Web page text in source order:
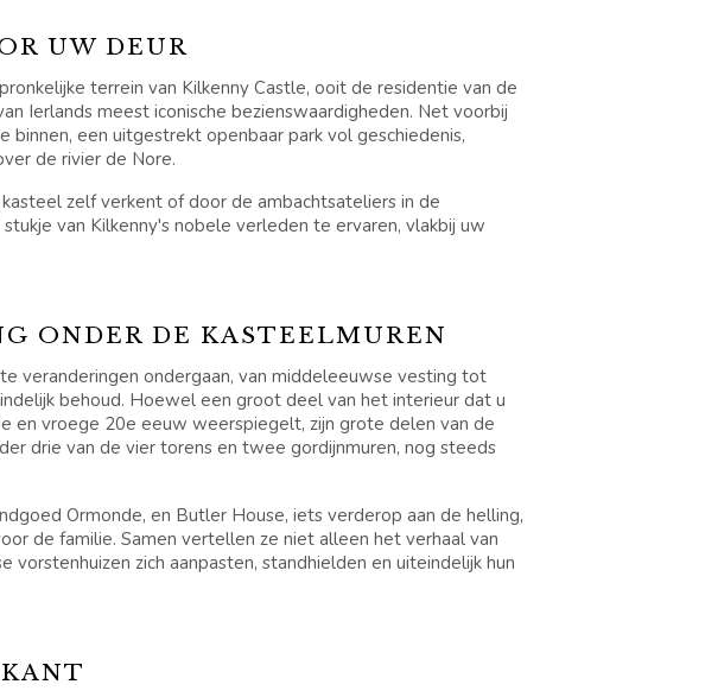
UW DEUR
terrein van Kilkenny Castle, ooit de residentie van de
Ierlands meest iconische bezienswaardigheden. Net voorbij
een uitgestrekt openbaar park vol geschiedenis,
de rivier de Nore.
zelf verkent of door de ambachtsateliers in de
van Kilkenny's nobele verleden te ervaren, vlakbij uw
ONDER DE KASTEELMUREN
veranderingen ondergaan, van middeleeuwse vesting tot
behoud. Hoewel een groot deel van het interieur dat u
en vroege 20e eeuw weerspiegelt, zijn grote delen van de
drie van de vier torens en twee gordijnmuren, nog steeds
Ormonde, en Butler House, iets verderop aan de helling,
de familie. Samen vertellen ze niet alleen het verhaal van
vorstenhuizen zich aanpasten, standhielden en uiteindelijk hun